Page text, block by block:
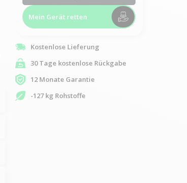
Mein Gerät retten
Kostenlose Lieferung
30 Tage kostenlose Rückgabe
12 Monate Garantie
-127 kg Rohstoffe